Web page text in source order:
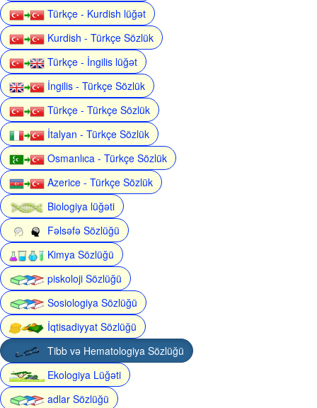
Türkçe - Kurdish lüğət
Kurdish - Türkçe Sözlük
Türkçe - İngilis lüğət
İngilis - Türkçe Sözlük
Türkçe - Türkçe Sözlük
İtalyan - Türkçe Sözlük
Osmanlıca - Türkçe Sözlük
Azerice - Türkçe Sözlük
Biologiya lüğəti
Fəlsəfə Sözlüğü
Kimya Sözlüğü
piskoloji Sözlüğü
Sosiologiya Sözlüğü
İqtisadiyyat Sözlüğü
Tibb və Hematologiya Sözlüğü
Ekologiya Lüğəti
adlar Sözlüğü